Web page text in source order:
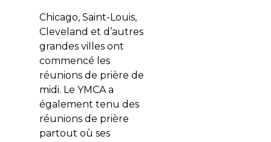
Chicago, Saint-Louis,
Cleveland et d’autres
grandes villes ont
commencé les
réunions de prière de
midi. Le YMCA a
également tenu des
réunions de prière
partout où ses